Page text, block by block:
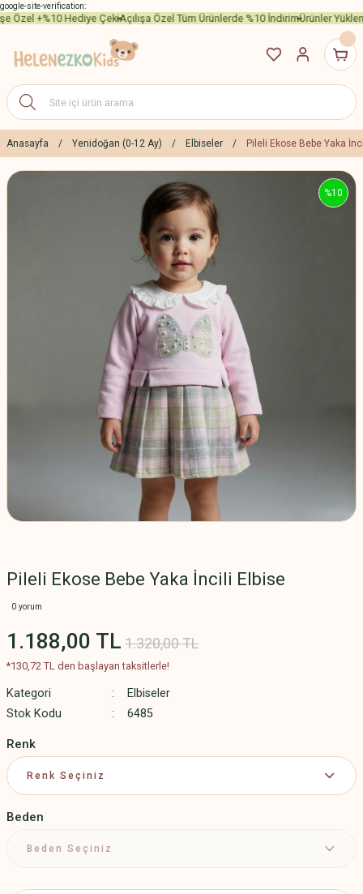
google-site-verification:
Özel +%10 Hediye ÇekiAçılışa Özel Tüm Ürünlerde %10 İndirimÜrünler
Anasayfa Yenidoğan (0-12 Ay) Elbiseler Pileli Ekose Bebe Yaka
%10
Pileli Ekose Bebe Yaka İncili Elbise
0 yorum
1.188,00 TL 1.320,00 TL
*130,72 TL den başlayan taksitlerle!
Kategori
Elbiseler
Stok Kodu
6485
Renk
Beden